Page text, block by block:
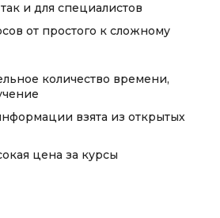
и для специалистов
от простого к сложному
количество времени,
взята из открытых
цена за курсы